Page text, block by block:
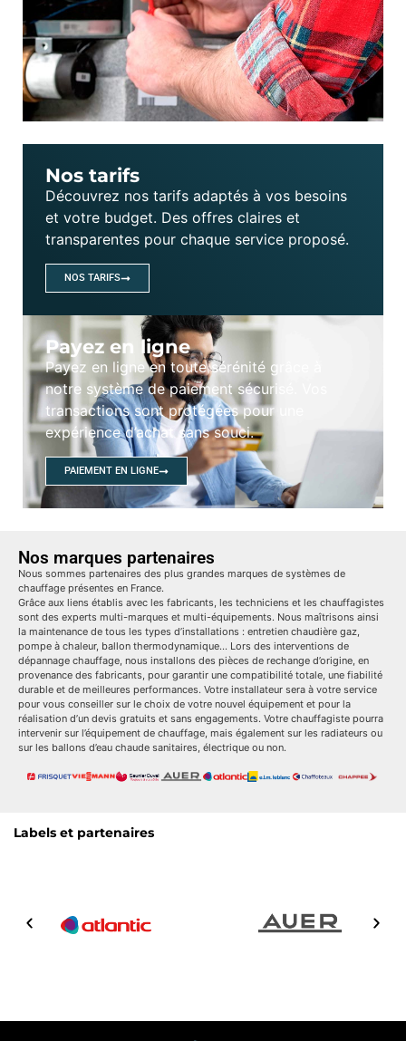
Nos tarifs
Découvrez nos tarifs adaptés à vos besoins
et votre budget. Des offres claires et
transparentes pour chaque service proposé.
NOS TARIFS
Payez en ligne
Payez en ligne en toute sérénité grâce à
notre système de paiement sécurisé. Vos
transactions sont protégées pour une
expérience d’achat sans souci.
PAIEMENT EN LIGNE
Nos marques partenaires
Nous sommes partenaires des plus grandes marques de systèmes de
chauffage présentes en France.
Grâce aux liens établis avec les fabricants, les techniciens et les chauffagistes
sont des experts multi-marques et multi-équipements. Nous maîtrisons ainsi
la maintenance de tous les types d’installations : entretien chaudière gaz,
pompe à chaleur, ballon thermodynamique… Lors des interventions de
dépannage chauffage, nous installons des pièces de rechange d’origine, en
provenance des fabricants, pour garantir une compatibilité totale, une fiabilité
durable et de meilleures performances. Votre installateur sera à votre service
pour vous conseiller sur le choix de votre nouvel équipement et pour la
réalisation d’un devis gratuits et sans engagements. Votre chauffagiste pourra
intervenir sur l’équipement de chauffage, mais également sur les radiateurs ou
sur les ballons d’eau chaude sanitaires, électrique ou non.
Labels et partenaires